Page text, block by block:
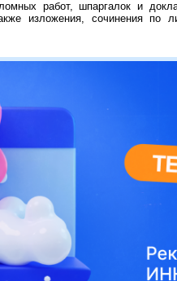
работ, шпаргалок и
изложения, сочинения по